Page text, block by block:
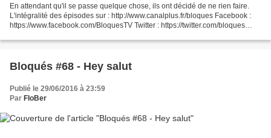
En attendant qu'il se passe quelque chose, ils ont décidé de ne rien faire.
L'intégralité des épisodes sur : http://www.canalplus.fr/bloques Facebook :
https://www.facebook.com/BloquesTV Twitter : https://twitter.com/bloques
Bloqués #68 - Hey salut
Publié le 29/06/2016 à 23:59
Par FloBer